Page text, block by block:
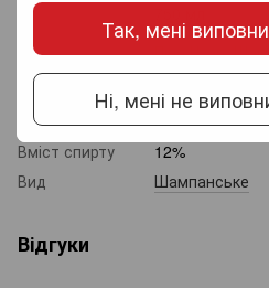
Так, мені
Ні, мені не
Об'єм
Сорта
винограду
Піно Нуар,
Brut
Колір вина
Біле
Вміст спирту
12%
Вид
Шампанське
Відгуки